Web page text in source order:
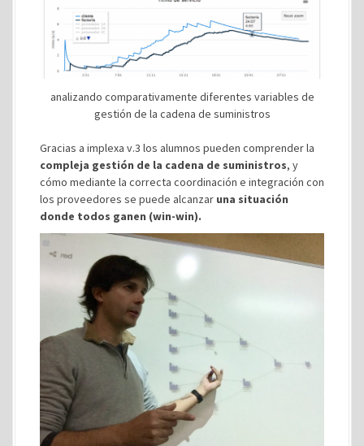
analizando comparativamente diferentes variables de
gestión de la cadena de suministros
Gracias a implexa v.3 los alumnos pueden comprender la
compleja gestión de la cadena de suministros, y
cómo mediante la correcta coordinación e integración con
los proveedores se puede alcanzar una situación
donde todos ganen (win-win).